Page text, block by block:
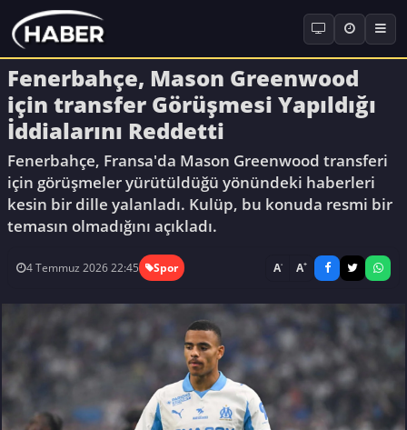
Fenerbahçe, Mason Greenwood
için transfer Görüşmesi Yapıldığı
İddialarını Reddetti
Fenerbahçe, Fransa'da Mason Greenwood transferi
için görüşmeler yürütüldüğü yönündeki haberleri
kesin bir dille yalanladı. Kulüp, bu konuda resmi bir
temasın olmadığını açıkladı.
4 Temmuz 2026 22:45 Spor A- A+